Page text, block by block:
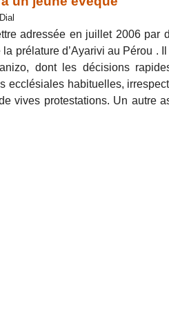
adressée en juillet 2006 par
prélature d’Ayarivi au Pérou . Il
dont les décisions
ecclésiales habituelles,
vives protestations. Un autre